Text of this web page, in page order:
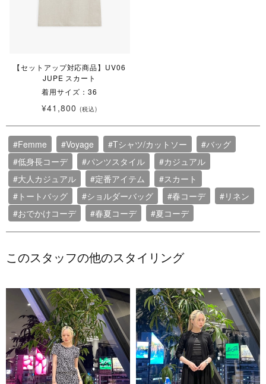
【セットアップ対応商品】UV06
JUPE スカート
着用サイズ：36
¥41,800 (税込)
#Femme #Voyage #Tシャツ/カットソー
#バッグ
#低身長コーデ
#パンツスタイル
#カジュアル
#大人カジュアル
#定番アイテム
#スカート
#トートバッグ
#ショルダーバッグ #春コーデ
#リネン
#おでかけコーデ
#春夏コーデ #夏コーデ
このスタッフの他のスタイリング